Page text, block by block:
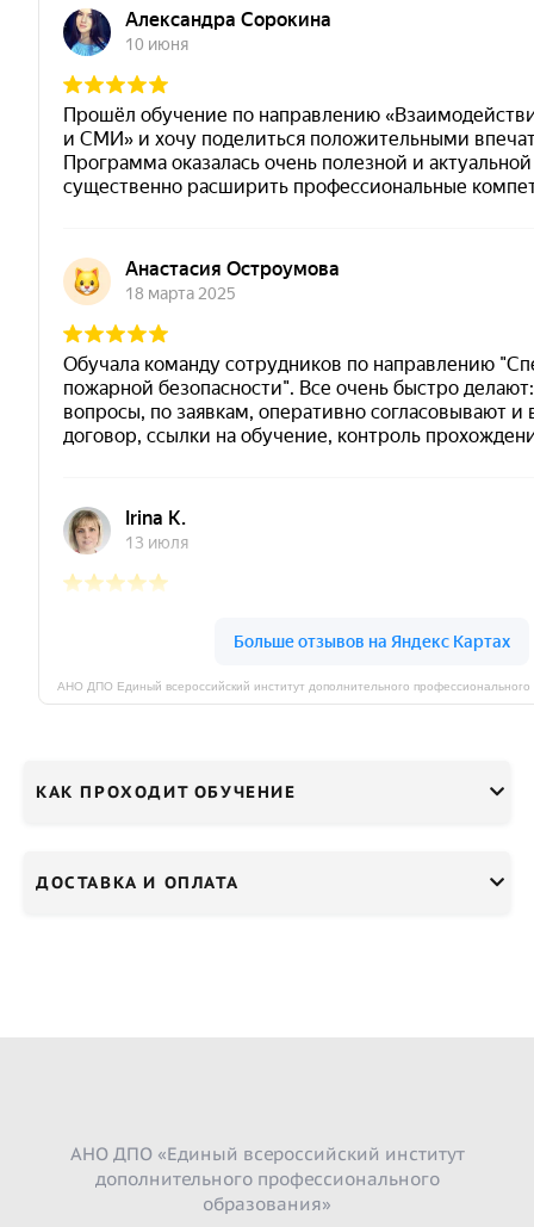
КАК ПРОХОДИТ ОБУЧЕНИЕ
ДОСТАВКА И ОПЛАТА
АНО ДПО «Единый всероссийский институт
дополнительного профессионального
образования»